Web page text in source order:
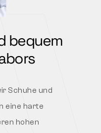
bequem
Schuhe und
eine harte
hohen